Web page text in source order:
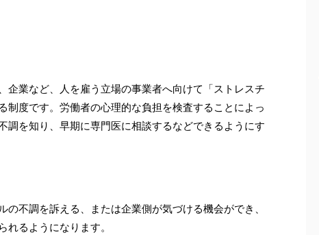
企業など、人を雇う立場の事業者へ向けて「ストレスチ
制度です。労働者の心理的な負担を検査することによっ
調を知り、早期に専門医に相談するなどできるようにす
の不調を訴える、または企業側が気づける機会ができ、
るようになります。